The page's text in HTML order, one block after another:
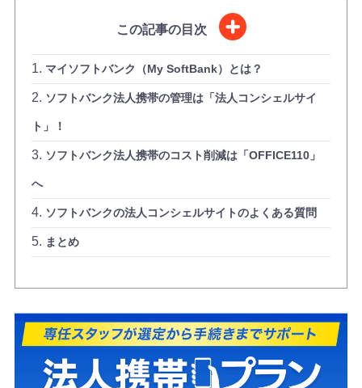
この記事の目次
マイソフトバンク（My SoftBank）とは？
ソフトバンク法人携帯の管理は「法人コンシェルサイ
ト」！
ソフトバンク法人携帯のコスト削減は「OFFICE110」
へ
ソフトバンクの法人コンシェルサイトのよくある質問
まとめ